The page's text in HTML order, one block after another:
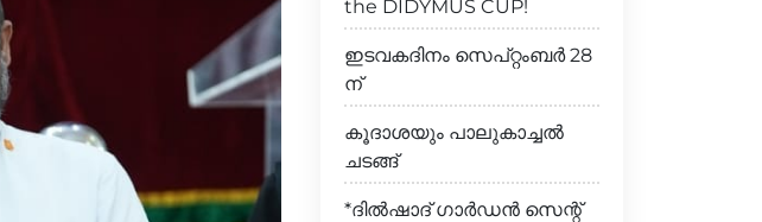
the DIDYMUS CUP!
ഇടവകദിനം സെപ്റ്റംബർ 28
ന്
കൂദാശയും പാലുകാച്ചൽ
ചടങ്ങ്
*ദിൽഷാദ് ഗാർഡൻ സെന്റ്